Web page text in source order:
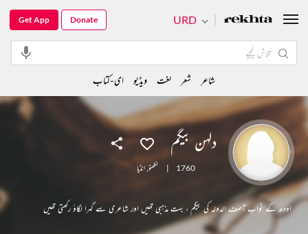
دلہن بیگم
1760
| لکھنؤ,انڈیا
اودھ کے نواب آصف الدولہ کی بیگم ، بہت مذہبی تھیں اور شاعری سے گہرا لگاؤ رکھتی تھیں
URD
Get App Donate
شاعر شعر لغت ویڈیو ای-کتاب